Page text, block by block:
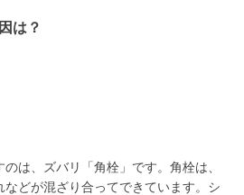
は？
は、ズバリ「角栓」です。角栓は、
どが混ざり合ってできています。シ